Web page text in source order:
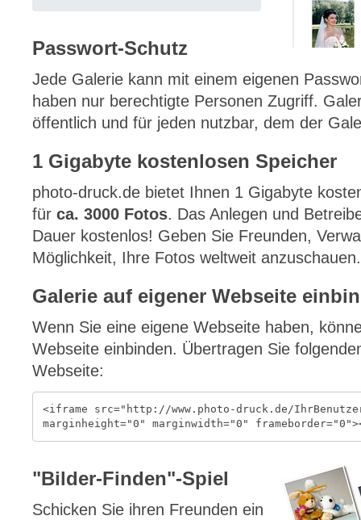
Passwort-Schutz
Jede Galerie kann mit einem eigenen
haben nur berechtigte Personen Zugriff.
öffentlich und für jeden nutzbar, dem der
1 Gigabyte kostenlosen Speicher
photo-druck.de bietet Ihnen 1 Gigabyte
für ca. 3000 Fotos. Das Anlegen und
Dauer kostenlos! Geben Sie Freunden,
Möglichkeit, Ihre Fotos weltweit anzuschauen.
Galerie auf eigener Webseite
Wenn Sie eine eigene Webseite haben,
Webseite einbinden. Übertragen Sie
Webseite:
<iframe src="http://www.photo-druck.de/
marginheight="0" marginwidth="0"
"Bilder-Finden"-Spiel
Schicken Sie ihren Freunden ein